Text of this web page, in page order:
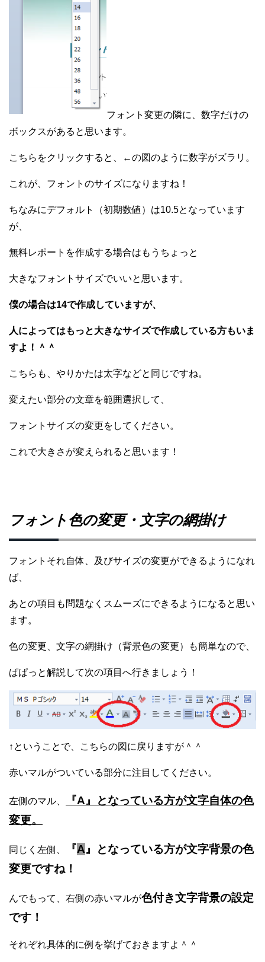
フォント変更の隣に、数字だけの
ボックスがあると思います。
こちらをクリックすると、←の図のように数字がズラリ。
これが、フォントのサイズになりますね！
ちなみにデフォルト（初期数値）は10.5となっています
が、
無料レポートを作成する場合はもうちょっと
大きなフォントサイズでいいと思います。
僕の場合は14で作成していますが、
人によってはもっと大きなサイズで作成している方もいま
すよ！＾＾
こちらも、やりかたは太字などと同じですね。
変えたい部分の文章を範囲選択して、
フォントサイズの変更をしてください。
これで大きさが変えられると思います！
フォント色の変更・文字の網掛け
フォントそれ自体、及びサイズの変更ができるようになれ
ば、
あとの項目も問題なくスムーズにできるようになると思い
ます。
色の変更、文字の網掛け（背景色の変更）も簡単なので、
ぱぱっと解説して次の項目へ行きましょう！
↑ということで、こちらの図に戻りますが＾＾
赤いマルがついている部分に注目してください。
左側のマル、
『A』となっている方が文字自体の色
変更。
同じく左側、 『A』となっている方が文字背景の色
変更ですね！
んでもって、右側の赤いマルが色付き文字背景の設定
です！
それぞれ具体的に例を挙げておきますよ＾＾